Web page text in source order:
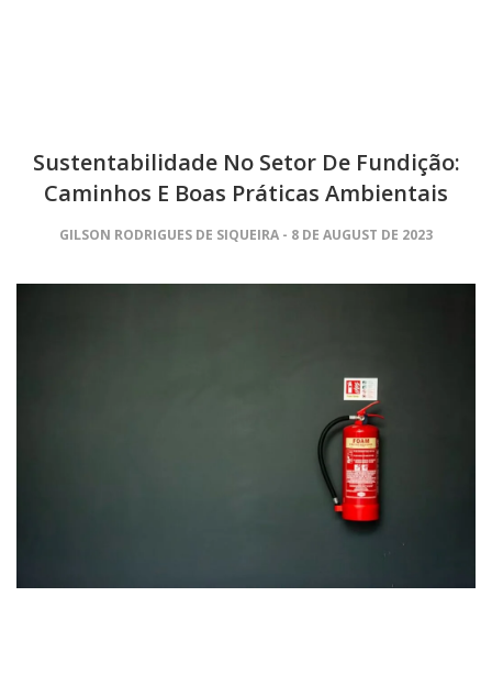
Sustentabilidade No Setor De Fundição:
Caminhos E Boas Práticas Ambientais
GILSON RODRIGUES DE SIQUEIRA 8 DE AUGUST DE 2023